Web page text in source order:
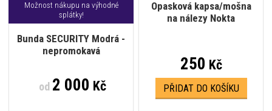
Možnost nákupu na výhodné
splátky!
Bunda SECURITY Modrá -
nepromokavá
od2 000 Kč
Opasková kapsa/mošna
na nálezy Nokta
250 Kč
PŘIDAT DO KOŠÍKU